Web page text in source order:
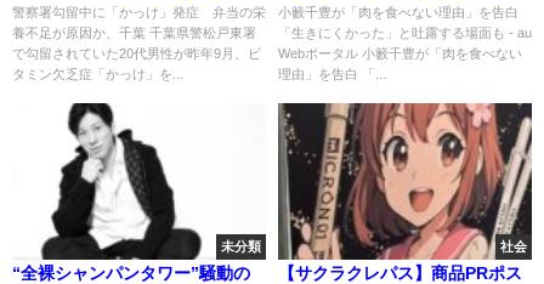
症 弁当の中身が揚げ物ばかり
で野菜不足…
警察署勾留中に「かっけ」発症 弁当の栄
養不足が原因か、千葉 千葉県警松戸東署
で勾留されていた20代男性が昨年9月、ビ
タミン欠乏症「かっけ」を...
小籔千豊が「肉を食べない理由」を告白
「生きにくかった」と吐露する場面も - au
Webポータル 小籔千豊が「肉を食べない
理由」を告白 「...
未分類
“全裸シャンパンタワー”騒動の
社会
【サクラクレパス】商品PRポス